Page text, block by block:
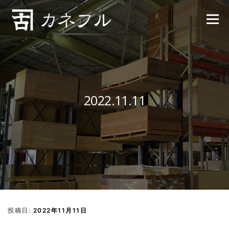
コンテンツへスキップ
メニュー
2022.11.11
投稿日: 2022年11月11日